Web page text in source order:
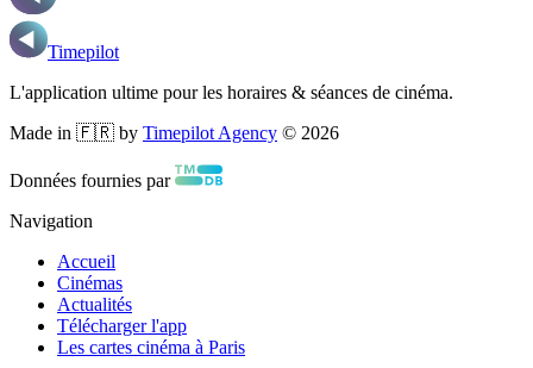
Timepilot
L'application ultime pour les horaires & séances de cinéma.
Made in 🇫🇷 by Timepilot Agency © 2026
Données fournies par
Navigation
Accueil
Cinémas
Actualités
Télécharger l'app
Les cartes cinéma à Paris